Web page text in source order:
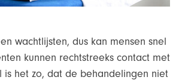
wachtlijsten, dus kan mensen snel
kunnen rechtstreeks contact met
is het zo, dat de behandelingen niet